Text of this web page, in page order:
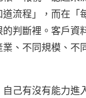
流程」，而在
判斷裡。客戶
、不同規模、
己有沒有能力